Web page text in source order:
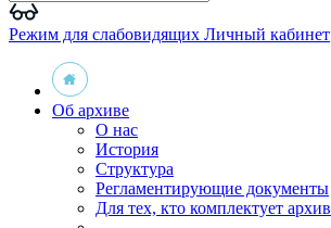
Режим для слабовидящих Личный кабинет
Об архиве
О нас
История
Структура
Регламентирующие документы
Для тех, кто комплектует архив